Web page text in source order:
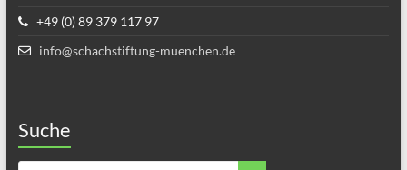
+49 (0) 89 379 117 97
info@schachstiftung-muenchen.de
Suche